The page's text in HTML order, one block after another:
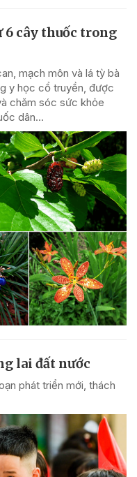
6 cây thuốc trong
mạch môn và lá tỳ bà
y học cổ truyền, được
chăm sóc sức khỏe
dân...
lai đất nước
phát triển mới, thách